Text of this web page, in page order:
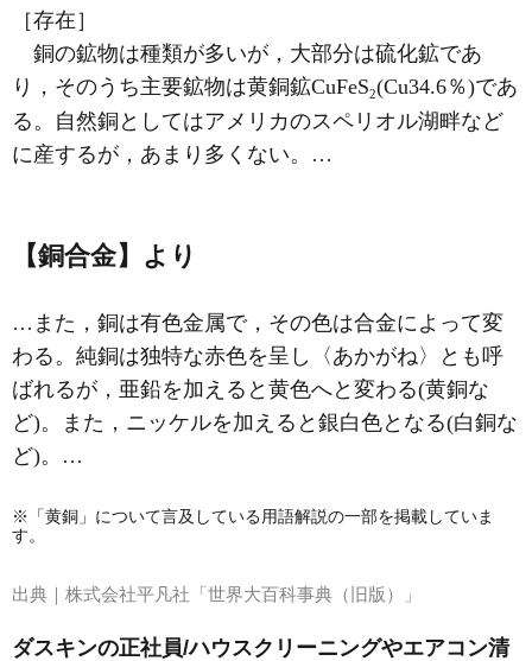
［存在］
銅の鉱物は種類が多いが，大部分は硫化鉱であ
り，そのうち主要鉱物は黄銅鉱CuFeS2(Cu34.6％)であ
る。自然銅としてはアメリカのスペリオル湖畔など
に産するが，あまり多くない。…
【銅合金】より
…また，銅は有色金属で，その色は合金によって変
わる。純銅は独特な赤色を呈し〈あかがね〉とも呼
ばれるが，亜鉛を加えると黄色へと変わる(黄銅な
ど)。また，ニッケルを加えると銀白色となる(白銅な
ど)。…
※「黄銅」について言及している用語解説の一部を掲載していま
す。
出典｜ 株式会社平凡社「世界大百科事典（旧版）」
ダスキンの正社員/ハウスクリーニングやエアコン清